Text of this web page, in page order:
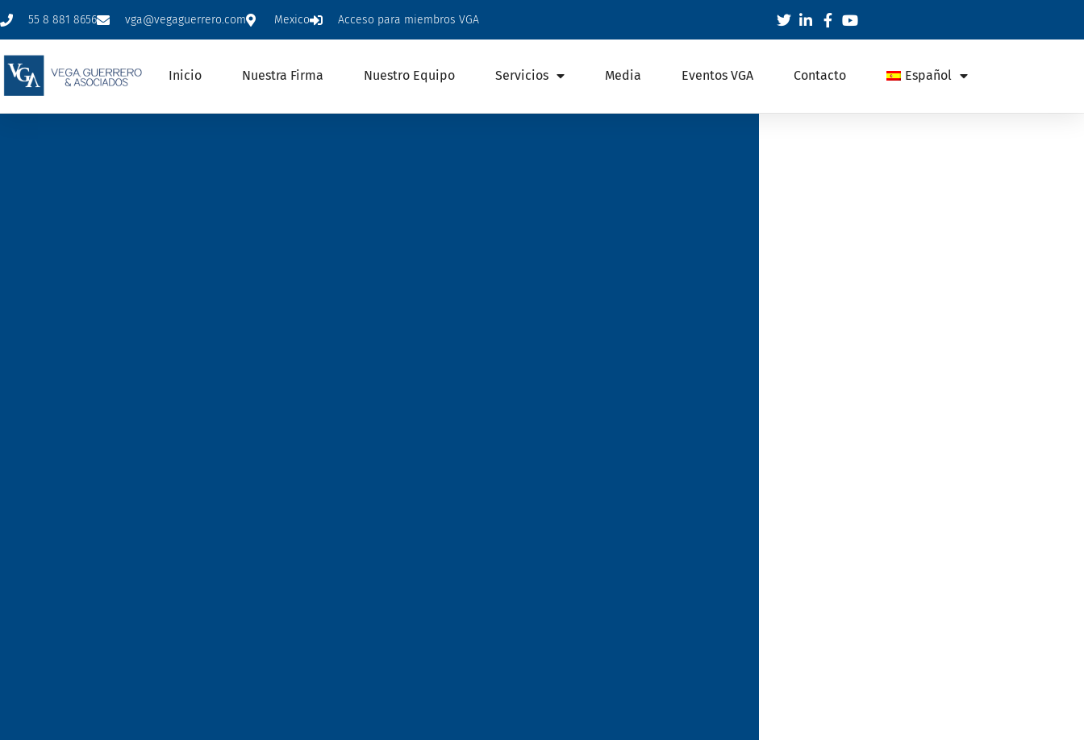
55 8 881 8656 vga@vegaguerrero.com Mexico Acceso para miembros VGA
Inicio Nuestra Firma Nuestro Equipo Servicios Media Eventos VGA Contacto Español